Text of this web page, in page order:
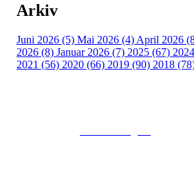
Arkiv
Juni 2026 (5) Mai 2026 (4) April 2026
2026 (8) Januar 2026 (7) 2025 (67)
2021 (56) 2020 (66) 2019 (90) 2018